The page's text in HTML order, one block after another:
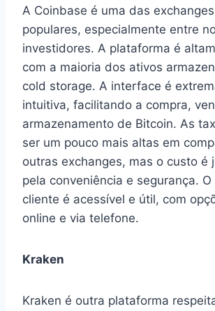
A Coinbase é uma das
populares, especialmente entre
investidores. A plataforma é
com a maioria dos ativos
cold storage. A interface é
intuitiva, facilitando a compra,
armazenamento de Bitcoin. As
ser um pouco mais altas em
outras exchanges, mas o custo é
pela conveniência e segurança.
cliente é acessível e útil, com
online e via telefone.
Kraken
Kraken é outra plataforma